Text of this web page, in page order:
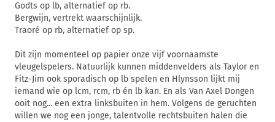
Godts op lb, alternatief op rb.
Bergwijn, vertrekt waarschijnlijk.
Traoré op rb, alternatief op sp.
Dit zijn momenteel op papier onze vijf voornaamste
vleugelspelers. Natuurlijk kunnen middenvelders als Taylor en
Fitz-Jim ook sporadisch op lb spelen en Hlynsson lijkt mij
iemand wie op lcm, rcm, rb én lb kan. En als Van Axel Dongen
ooit nog... een extra linksbuiten in hem. Volgens de geruchten
willen we nog een jonge, talentvolle rechtsbuiten halen die